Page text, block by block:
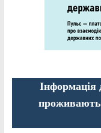
Інформація
проживають